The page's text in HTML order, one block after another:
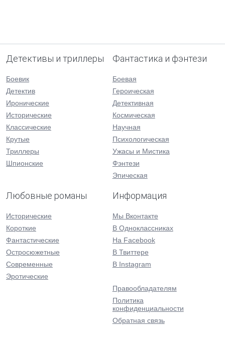
Детективы и триллеры
Боевик
Детектив
Иронические
Исторические
Классические
Крутые
Триллеры
Шпионские
Фантастика и фэнтези
Боевая
Героическая
Детективная
Космическая
Научная
Психологическая
Ужасы и Мистика
Фэнтези
Эпическая
Любовные романы
Исторические
Короткие
Фантастические
Остросюжетные
Современные
Эротические
Информация
Мы Вконтакте
В Одноклассниках
На Facebook
В Твиттере
В Instagram
Правообладателям
Политика
конфиденциальности
Обратная связь